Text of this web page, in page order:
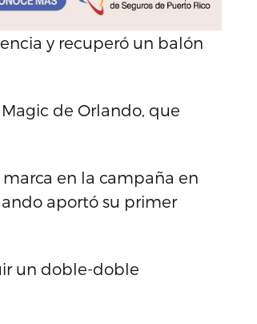
y recuperó un balón
de Orlando, que
en la campaña en
aportó su primer
un doble-doble